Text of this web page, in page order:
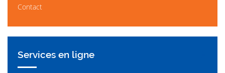
Contact
Services en ligne